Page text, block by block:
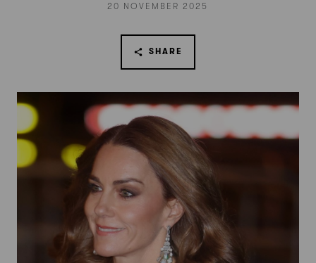
20 NOVEMBER 2025
SHARE